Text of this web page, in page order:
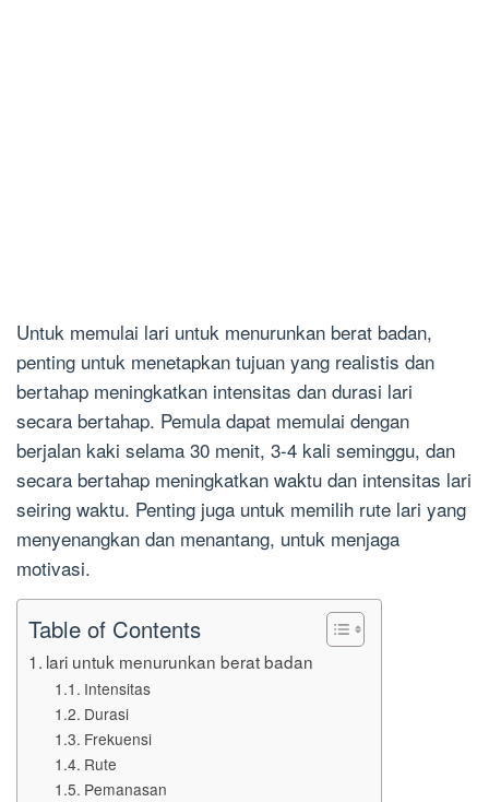
Untuk memulai lari untuk menurunkan berat badan,
penting untuk menetapkan tujuan yang realistis dan
bertahap meningkatkan intensitas dan durasi lari
secara bertahap. Pemula dapat memulai dengan
berjalan kaki selama 30 menit, 3-4 kali seminggu, dan
secara bertahap meningkatkan waktu dan intensitas lari
seiring waktu. Penting juga untuk memilih rute lari yang
menyenangkan dan menantang, untuk menjaga
motivasi.
Table of Contents
lari untuk menurunkan berat badan
Intensitas
Durasi
Frekuensi
Rute
Pemanasan